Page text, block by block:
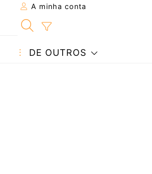
A minha conta
DE OUTROS